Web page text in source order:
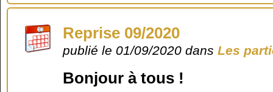
Reprise 09/2020
publié le 01/09/2020 dans Les
Bonjour à tous !